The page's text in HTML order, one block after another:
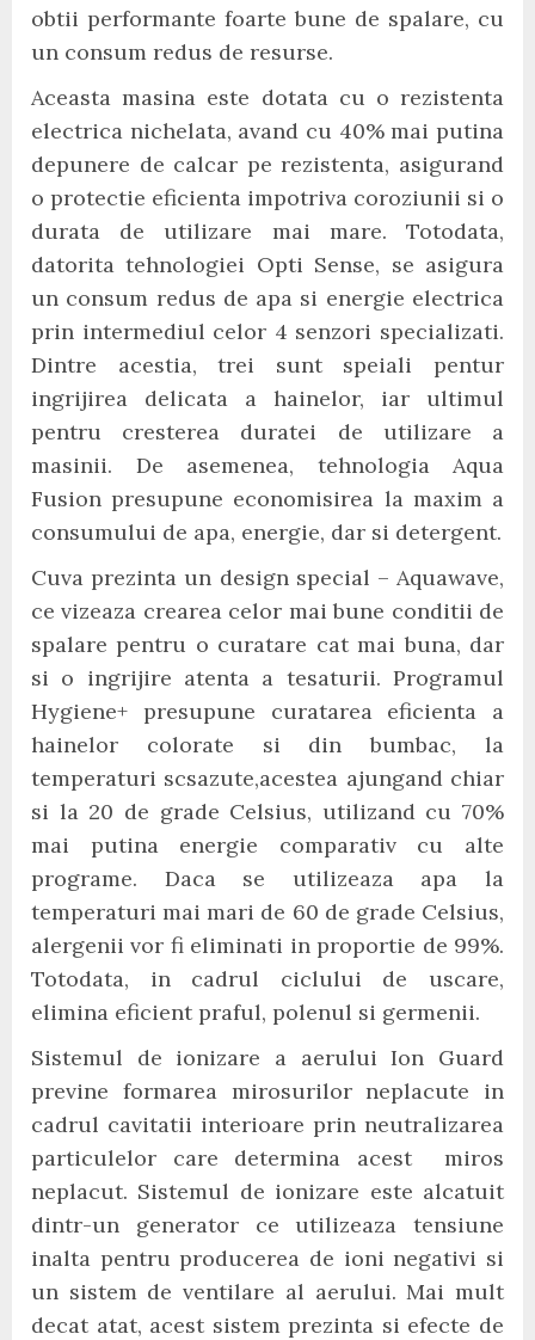
obtii performante foarte bune de spalare, cu
un consum redus de resurse.
Aceasta masina este dotata cu o rezistenta
electrica nichelata, avand cu 40% mai putina
depunere de calcar pe rezistenta, asigurand
o protectie eficienta impotriva coroziunii si o
durata de utilizare mai mare. Totodata,
datorita tehnologiei Opti Sense, se asigura
un consum redus de apa si energie electrica
prin intermediul celor 4 senzori specializati.
Dintre acestia, trei sunt speiali pentur
ingrijirea delicata a hainelor, iar ultimul
pentru cresterea duratei de utilizare a
masinii. De asemenea, tehnologia Aqua
Fusion presupune economisirea la maxim a
consumului de apa, energie, dar si detergent.
Cuva prezinta un design special – Aquawave,
ce vizeaza crearea celor mai bune conditii de
spalare pentru o curatare cat mai buna, dar
si o ingrijire atenta a tesaturii. Programul
Hygiene+ presupune curatarea eficienta a
hainelor colorate si din bumbac, la
temperaturi scsazute,acestea ajungand chiar
si la 20 de grade Celsius, utilizand cu 70%
mai putina energie comparativ cu alte
programe. Daca se utilizeaza apa la
temperaturi mai mari de 60 de grade Celsius,
alergenii vor fi eliminati in proportie de 99%.
Totodata, in cadrul ciclului de uscare,
elimina eficient praful, polenul si germenii.
Sistemul de ionizare a aerului Ion Guard
previne formarea mirosurilor neplacute in
cadrul cavitatii interioare prin neutralizarea
particulelor care determina acest miros
neplacut. Sistemul de ionizare este alcatuit
dintr-un generator ce utilizeaza tensiune
inalta pentru producerea de ioni negativi si
un sistem de ventilare al aerului. Mai mult
decat atat, acest sistem prezinta si efecte de